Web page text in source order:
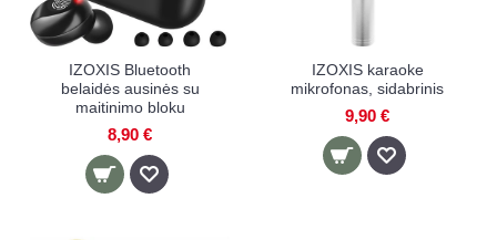
IZOXIS Bluetooth
belaidės ausinės su
maitinimo bloku
8,90 €
IZOXIS karaoke
mikrofonas, sidabrinis
9,90 €